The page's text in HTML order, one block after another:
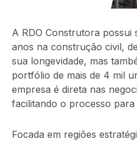
A RDO Construtora possui
anos na construção civil,
sua longevidade, mas
portfólio de mais de 4 mil
empresa é direta nas
facilitando o processo
Focada em regiões